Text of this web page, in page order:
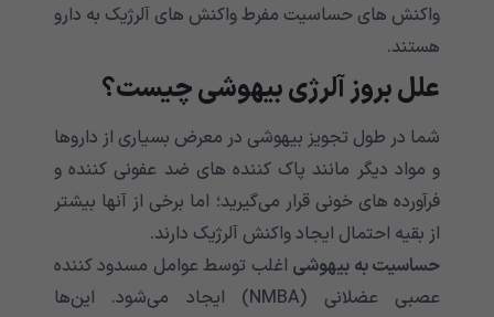
واکنش های حساسیت مفرط واکنش های آلرژیک به دارو
هستند.
علل بروز آلرژی بیهوشی چیست؟
شما در طول تجویز بیهوشی در معرض بسیاری از داروها
و مواد دیگر مانند پاک کننده های ضد عفونی کننده و
فرآورده های خونی قرار می‌‌‌‌‌‌‌‌‌‌‌‌‌‌‌‌‌‌‌‌‌‌‌‌‌‌‌‌‌‌‌‌‌‌‌‌‌‌‌‌‌‌‌گیرید؛ اما برخی از آنها بیشتر
از بقیه احتمال ایجاد واکنش آلرژیک دارند.
حساسیت به بیهوشی اغلب توسط عوامل مسدود کننده
عصبی عضلانی (NMBA) ایجاد می‌‌‌‌‌‌‌‌‌‌‌‌‌‌‌‌‌‌‌‌‌‌‌‌‌‌‌‌‌‌‌‌‌‌‌‌‌‌‌‌‌‌‌شود. این‌ها